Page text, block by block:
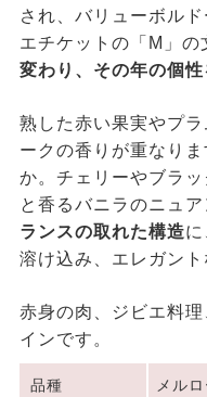
され、バリューボル
エチケットの「M」の
変わり、その年の個性
熟した赤い果実やプ
ークの香りが重なり
か。チェリーやブラ
と香るバニラのニュ
ランスの取れた構造
溶け込み、エレガント
赤身の肉、ジビエ料
インです。
品種 メル